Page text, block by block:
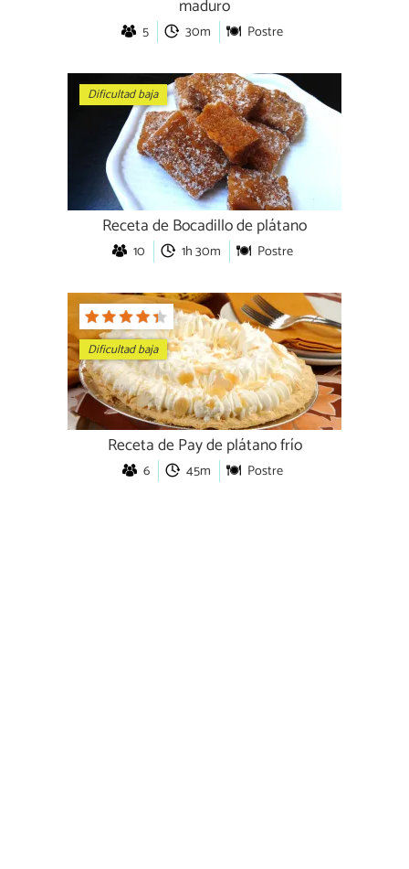
maduro
5 30m Postre
Dificultad baja
Receta de Bocadillo de plátano
10 1h 30m Postre
Dificultad baja
Receta de Pay de plátano frío
6 45m Postre